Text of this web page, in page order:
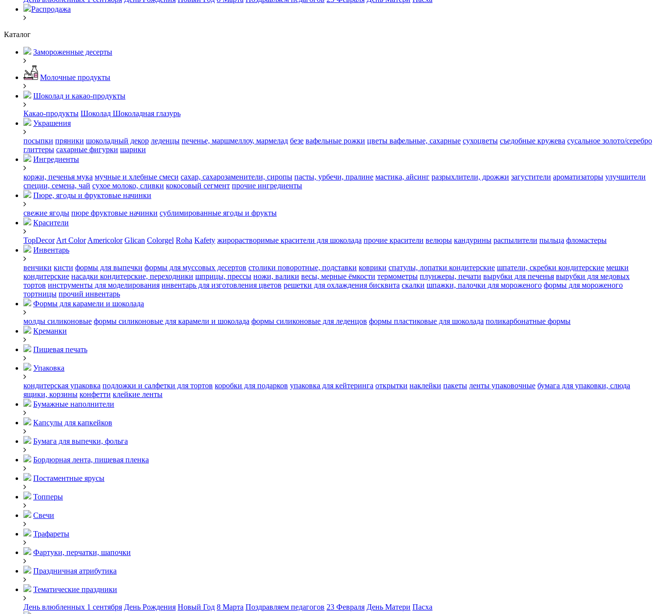
Распродажа
Каталог
Замороженные десерты
Молочные продукты
Шоколад и какао-продукты
Какао-продукты Шоколад Шоколадная глазурь
Украшения
посыпки пряники шоколадный декор леденцы печенье, маршмеллоу, мармелад безе вафельные рожки цветы вафельные, сахарные сухоцветы съедобные кружева сусальное золото/серебро
глиттеры сахарные фигурки шарики
Ингредиенты
коржи, печенья мука мучные и хлебные смеси сахар, сахарозаменители, сиропы пасты, урбечи, пралине мастика, айсинг разрыхлители, дрожжи загустители ароматизаторы улучшители
специи, семена, чай сухое молоко, сливки кокосовый сегмент прочие ингредиенты
Пюре, ягоды и фруктовые начинки
свежие ягоды пюре фруктовые начинки сублимированные ягоды и фрукты
Красители
TopDecor Art Color Americolor Glican Colorgel Roha Kafety жирорастворимые красители для шоколада прочие красители велюры кандурины распылители пыльца фломастеры
Инвентарь
венчики кисти формы для выпечки формы для муссовых десертов столики поворотные, подставки коврики cпатулы, лопатки кондитерские шпатели, скребки кондитерские мешки
кондитерские насадки кондитерские, переходники шприцы, прессы ножи, валики весы, мерные ёмкости термометры плунжеры, печати вырубки для печенья вырубки для медовых
тортов инструменты для моделирования инвентарь для изготовления цветов решетки для охлаждения бисквита скалки шпажки, палочки для мороженого формы для мороженого
тортницы прочий инвентарь
Формы для карамели и шоколада
молды силиконовые формы силиконовые для карамели и шоколада формы силиконовые для леденцов формы пластиковые для шоколада поликарбонатные формы
Креманки
Пищевая печать
Упаковка
кондитерская упаковка подложки и салфетки для тортов коробки для подарков упаковка для кейтеринга открытки наклейки пакеты ленты упаковочные бумага для упаковки, слюда
ящики, корзины конфетти клейкие ленты
Бумажные наполнители
Капсулы для капкейков
Бумага для выпечки, фольга
Бордюрная лента, пищевая пленка
Постаментные ярусы
Топперы
Свечи
Трафареты
Фартуки, перчатки, шапочки
Праздничная атрибутика
Тематические праздники
День влюбленных 1 сентября День Рождения Новый Год 8 Марта Поздравляем педагогов 23 Февраля День Матери Пасха